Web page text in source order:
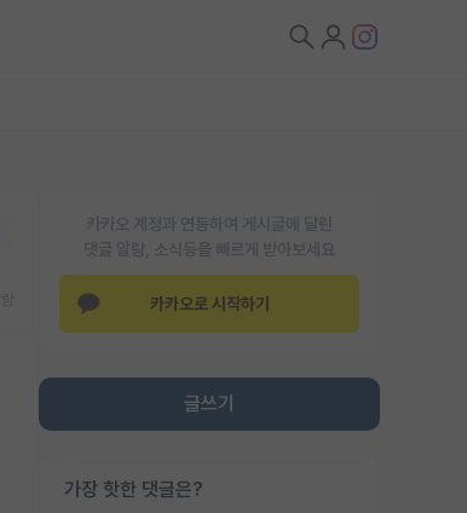
카카오 계정과 연동하여 게시글에 달린
댓글 알람, 소식등을 빠르게 받아보세요
카카오로 시작하기
글쓰기
가장 핫한 댓글은?